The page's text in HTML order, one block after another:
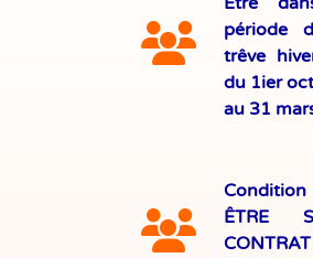
période
trêve
du 1ier
au 31
Condition
ÊTRE